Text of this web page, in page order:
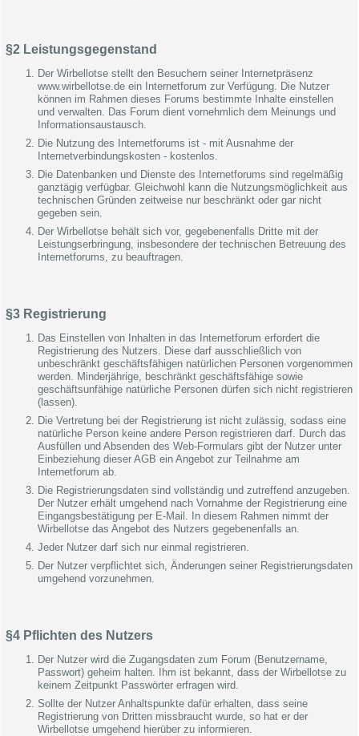
§2 Leistungsgegenstand
Der Wirbellotse stellt den Besuchern seiner Internetpräsenz
www.wirbellotse.de ein Internetforum zur Verfügung. Die Nutzer
können im Rahmen dieses Forums bestimmte Inhalte einstellen
und verwalten. Das Forum dient vornehmlich dem Meinungs und
Informationsaustausch.
Die Nutzung des Internetforums ist - mit Ausnahme der
Internetverbindungskosten - kostenlos.
Die Datenbanken und Dienste des Internetforums sind regelmäßig
ganztägig verfügbar. Gleichwohl kann die Nutzungsmöglichkeit aus
technischen Gründen zeitweise nur beschränkt oder gar nicht
gegeben sein.
Der Wirbellotse behält sich vor, gegebenenfalls Dritte mit der
Leistungserbringung, insbesondere der technischen Betreuung des
Internetforums, zu beauftragen.
§3 Registrierung
Das Einstellen von Inhalten in das Internetforum erfordert die
Registrierung des Nutzers. Diese darf ausschließlich von
unbeschränkt geschäftsfähigen natürlichen Personen vorgenommen
werden. Minderjährige, beschränkt geschäftsfähige sowie
geschäftsunfähige natürliche Personen dürfen sich nicht registrieren
(lassen).
Die Vertretung bei der Registrierung ist nicht zulässig, sodass eine
natürliche Person keine andere Person registrieren darf. Durch das
Ausfüllen und Absenden des Web-Formulars gibt der Nutzer unter
Einbeziehung dieser AGB ein Angebot zur Teilnahme am
Internetforum ab.
Die Registrierungsdaten sind vollständig und zutreffend anzugeben.
Der Nutzer erhält umgehend nach Vornahme der Registrierung eine
Eingangsbestätigung per E-Mail. In diesem Rahmen nimmt der
Wirbellotse das Angebot des Nutzers gegebenenfalls an.
Jeder Nutzer darf sich nur einmal registrieren.
Der Nutzer verpflichtet sich, Änderungen seiner Registrierungsdaten
umgehend vorzunehmen.
§4 Pflichten des Nutzers
Der Nutzer wird die Zugangsdaten zum Forum (Benutzername,
Passwort) geheim halten. Ihm ist bekannt, dass der Wirbellotse zu
keinem Zeitpunkt Passwörter erfragen wird.
Sollte der Nutzer Anhaltspunkte dafür erhalten, dass seine
Registrierung von Dritten missbraucht wurde, so hat er der
Wirbellotse umgehend hierüber zu informieren.